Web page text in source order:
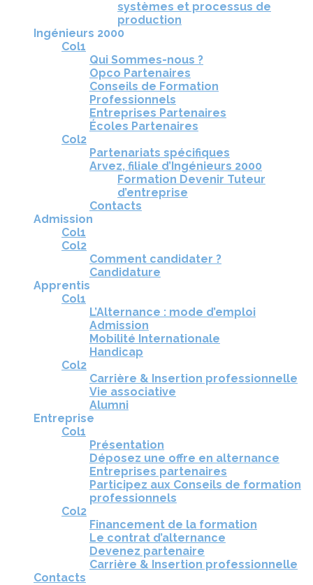
systèmes et processus de
production
Ingénieurs 2000
Col1
Qui Sommes-nous ?
Opco Partenaires
Conseils de Formation
Professionnels
Entreprises Partenaires
Écoles Partenaires
Col2
Partenariats spécifiques
Arvez, filiale d’Ingénieurs 2000
Formation Devenir Tuteur
d’entreprise
Contacts
Admission
Col1
Col2
Comment candidater ?
Candidature
Apprentis
Col1
L’Alternance : mode d’emploi
Admission
Mobilité Internationale
Handicap
Col2
Carrière & Insertion professionnelle
Vie associative
Alumni
Entreprise
Col1
Présentation
Déposez une offre en alternance
Entreprises partenaires
Participez aux Conseils de formation
professionnels
Col2
Financement de la formation
Le contrat d’alternance
Devenez partenaire
Carrière & Insertion professionnelle
Contacts